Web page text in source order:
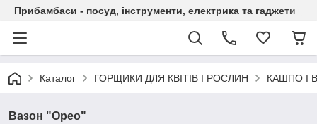
Прибамбаси - посуд, інструменти, електрика та гаджети
Каталог ГОРЩИКИ ДЛЯ КВІТІВ І РОСЛИН КАШПО І
Вазон "Орео"